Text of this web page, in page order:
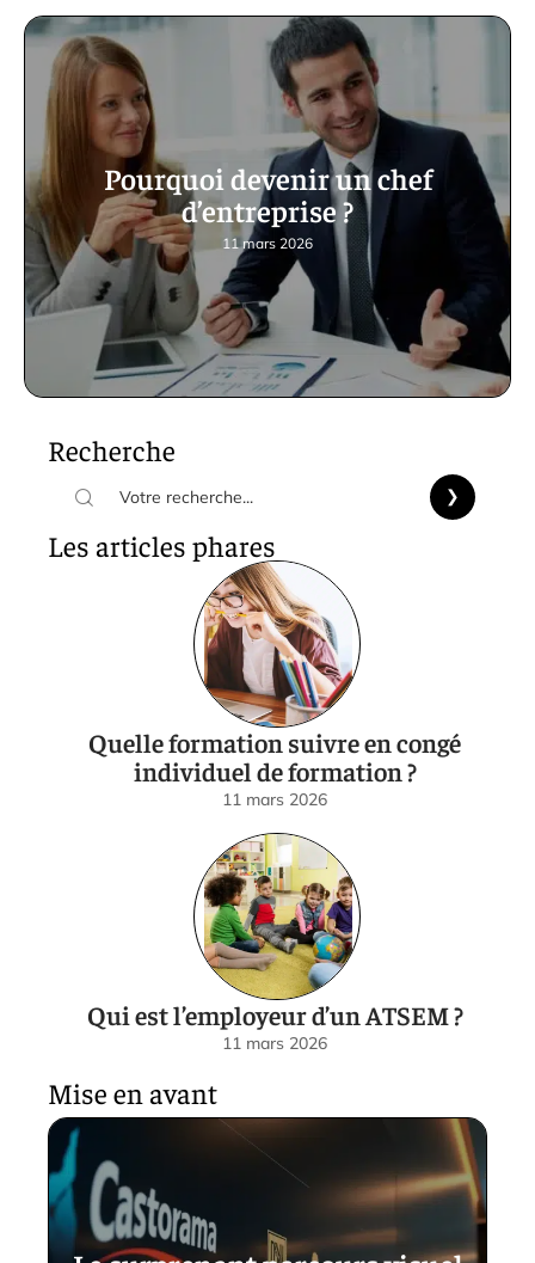
Pourquoi devenir un chef
d’entreprise ?
11 mars 2026
Recherche
Les articles phares
Quelle formation suivre en congé
individuel de formation ?
11 mars 2026
Qui est l’employeur d’un ATSEM ?
11 mars 2026
Mise en avant